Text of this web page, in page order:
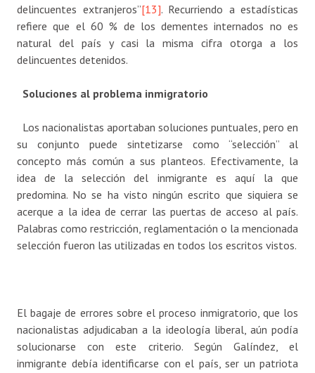
delincuentes extranjeros”[13]. Recurriendo a estadísticas
refiere que el 60 % de los dementes internados no es
natural del país y casi la misma cifra otorga a los
delincuentes detenidos.
Soluciones al problema inmigratorio
Los nacionalistas aportaban soluciones puntuales, pero en
su conjunto puede sintetizarse como “selección” al
concepto más común a sus planteos. Efectivamente, la
idea de la selección del inmigrante es aquí la que
predomina. No se ha visto ningún escrito que siquiera se
acerque a la idea de cerrar las puertas de acceso al país.
Palabras como restricción, reglamentación o la mencionada
selección fueron las utilizadas en todos los escritos vistos.
El bagaje de errores sobre el proceso inmigratorio, que los
nacionalistas adjudicaban a la ideología liberal, aún podía
solucionarse con este criterio. Según Galíndez, el
inmigrante debía identificarse con el país, ser un patriota